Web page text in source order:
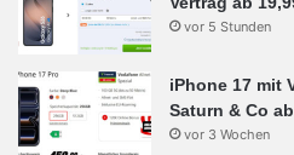
vor 5 Stunden
iPhone 17 mit
Saturn & Co
vor 3 Wochen